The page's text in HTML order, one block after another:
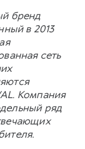
бренд
в 2013
сеть
Компания
ряд